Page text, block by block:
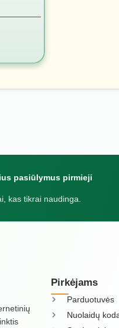
pasiūlymus pirmieji
kas tikrai naudinga.
Pirkėjams
Parduotuvės
Nuolaidų